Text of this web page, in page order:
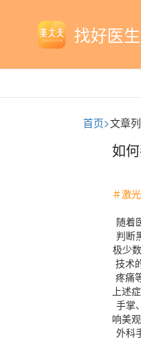
找好医
首页>文章
如
＃激
随着
判断
极少
技术
疼痛
上述
手掌
响美
外科